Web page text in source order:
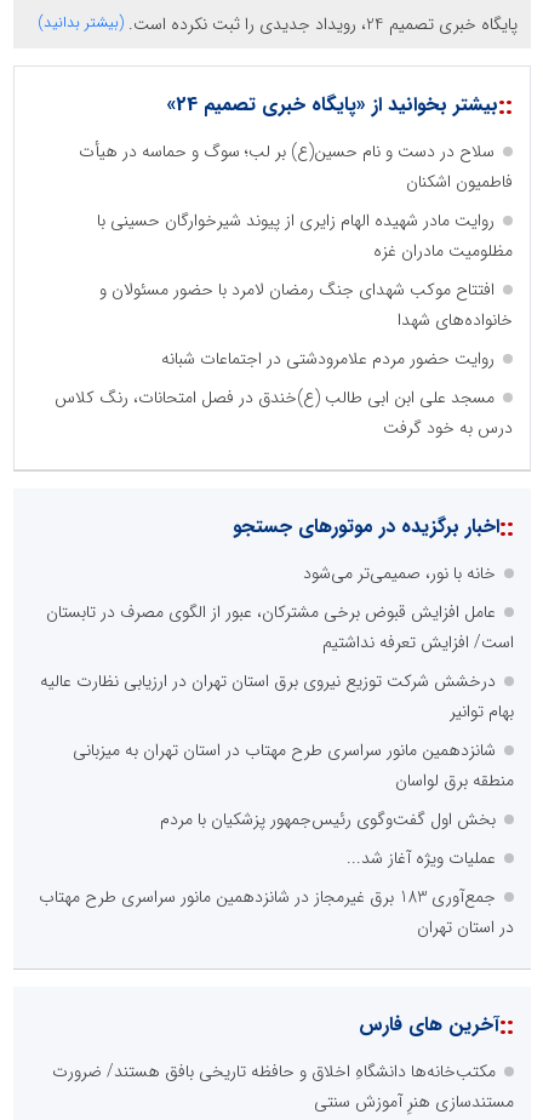
پایگاه خبری تصمیم 24، رویداد جدیدی را ثبت نکرده است. (بیشتر بدانید)
::بیشتر بخوانید از «پایگاه خبری تصمیم 24»
سلاح در دست و نام حسین(ع) بر لب؛ سوگ و حماسه در هیأت
فاطمیون اشکنان
روایت مادر شهیده الهام زایری از پیوند شیرخوارگان حسینی با
مظلومیت مادران غزه
افتتاح موکب شهدای جنگ رمضان لامرد با حضور مسئولان و
خانواده‌های شهدا
روایت حضور مردم علامرودشتی در اجتماعات شبانه
مسجد علی ابن ابی طالب (ع)خندق در فصل امتحانات، رنگ کلاس
درس به خود گرفت
::اخبار برگزیده در موتورهای جستجو
خانه با نور، صمیمی‌تر می‌شود
عامل افزایش قبوض برخی مشترکان، عبور از الگوی مصرف در تابستان
است/ افزایش تعرفه نداشتیم
درخشش شرکت توزیع نیروی برق استان تهران در ارزیابی نظارت عالیه
بهام توانیر
شانزدهمین مانور سراسری طرح مهتاب در استان تهران به میزبانی
منطقه برق لواسان
بخش اول گفت‌وگوی رئیس‌جمهور پزشکیان با مردم
عملیات ویژه آغاز شد...
جمع‌آوری 183 برق غیرمجاز در شانزدهمین مانور سراسری طرح مهتاب
در استان تهران
::آخرین های فارس
مکتب‌خانه‌ها دانشگاهِ اخلاق و حافظه تاریخی بافق هستند/ ضرورت
مستندسازی هنرِ آموزش سنتی